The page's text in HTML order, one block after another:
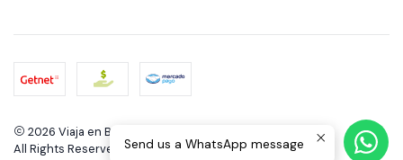
2026 Viaja en Bici.
All Rights Reserved.Powered by Jumpseller
Send us a WhatsApp message